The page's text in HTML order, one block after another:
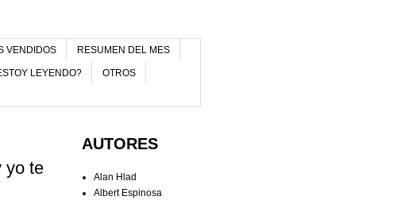
VENDIDOS RESUMEN DEL MES
LEYENDO? OTROS
yo te
AUTORES
Alan Hlad
Albert Espinosa